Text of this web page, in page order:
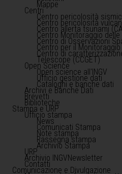
Mappe
Centri
Centro pericolosità
Centro pericolosità
Centro allerta tsunami
Centro Monitoraggio
Centro di Osservazioni
Centro per il
Centro di
Telescope (CCGET)
Open Science
Open science all'INGV
Ufficio gestione dati
Cataloghi e banche dati
Archivi e Banche Dati
Brevetti
Biblioteche
Stampa e URP
Ufficio stampa
News
Comunicati Stampa
Note stampa
Rassegna stampa
Archivio Stampa
URP
Archivio INGVNewsletter
Contatti
Comunicazione e Divulgazione